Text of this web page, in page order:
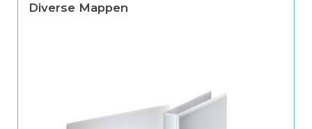
Diverse Mappen